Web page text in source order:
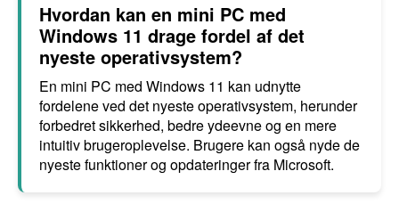
Hvordan kan en mini PC med
Windows 11 drage fordel af det
nyeste operativsystem?
En mini PC med Windows 11 kan udnytte
fordelene ved det nyeste operativsystem, herunder
forbedret sikkerhed, bedre ydeevne og en mere
intuitiv brugeroplevelse. Brugere kan også nyde de
nyeste funktioner og opdateringer fra Microsoft.